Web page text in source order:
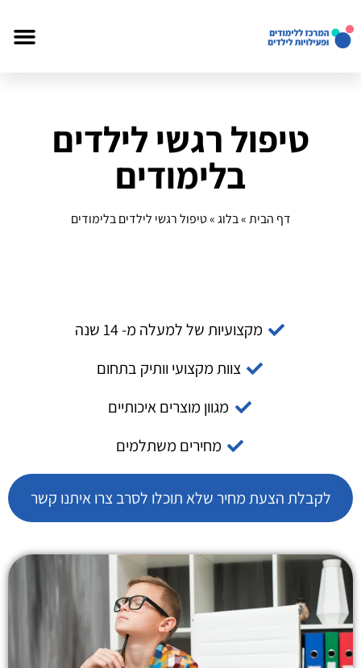
טיפול רגשי לילדים
בלימודים
דף הבית»בלוג»טיפול רגשי לילדים בלימודים
מקצועיות של למעלה מ- 14 שנה
צוות מקצועי וותיק בתחום
מגוון מוצרים איכותיים
מחירים משתלמים
לקבלת הצעת מחיר שלא תוכלו לסרב צרו איתנו קשר